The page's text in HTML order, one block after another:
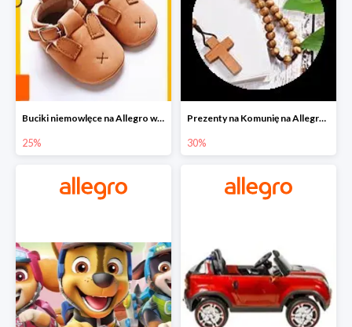
Buciki niemowlęce na Allegro w super cenach
25%
Prezenty na Komunię na Allegro do -30%
30%